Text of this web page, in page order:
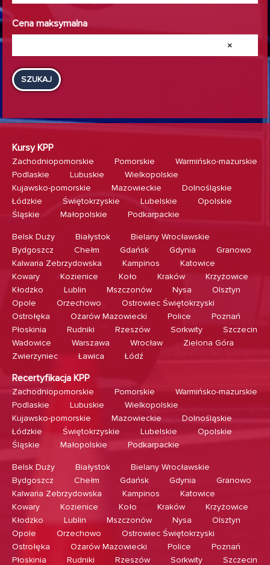
Cena maksymalna
×
SZUKAJ
Kursy KPP
Zachodniopomorskie Pomorskie
Warmińsko-mazurskie
Podlaskie
Lubuskie
Wielkopolskie
Kujawsko-pomorskie
Mazowieckie
Dolnośląskie
Łódzkie
Świętokrzyskie Lubelskie
Opolskie
Śląskie
Małopolskie Podkarpackie
Belsk Duży Białystok
Bielany Wrocławskie
Bydgoszcz
Chełm Gdańsk Gdynia
Granowo
Kalwaria Zebrzydowska
Kampinos
Katowice
Kowary
Kozienice Koło Kraków
Krzyżowice
Kłodzko
Lublin Mszczonów Nysa
Olsztyn
Opole
Orzechowo
Ostrowiec Świętokrzyski
Ostrołęka
Ożarów Mazowiecki Police
Poznań
Płoskinia
Rudniki Rzeszów Sorkwity
Szczecin
Wadowice
Warszawa Wrocław
Zielona Góra
Zwierzyniec
Ławica Łódź
Recertyfikacja KPP
Zachodniopomorskie Pomorskie
Warmińsko-mazurskie
Podlaskie
Lubuskie
Wielkopolskie
Kujawsko-pomorskie
Mazowieckie
Dolnośląskie
Łódzkie
Świętokrzyskie Lubelskie
Opolskie
Śląskie
Małopolskie Podkarpackie
Belsk Duży Białystok
Bielany Wrocławskie
Bydgoszcz
Chełm Gdańsk Gdynia
Granowo
Kalwaria Zebrzydowska
Kampinos
Katowice
Kowary
Kozienice Koło Kraków
Krzyżowice
Kłodzko
Lublin Mszczonów Nysa
Olsztyn
Opole
Orzechowo
Ostrowiec Świętokrzyski
Ostrołęka
Ożarów Mazowiecki Police
Poznań
Płoskinia
Rudniki Rzeszów Sorkwity Szczecin